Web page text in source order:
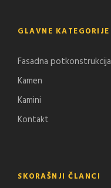
GLAVNE KATEGORIJE
Fasadna potkonstrukcija
Kamen
Kamini
Kontakt
SKORAŠNJI ČLANCI